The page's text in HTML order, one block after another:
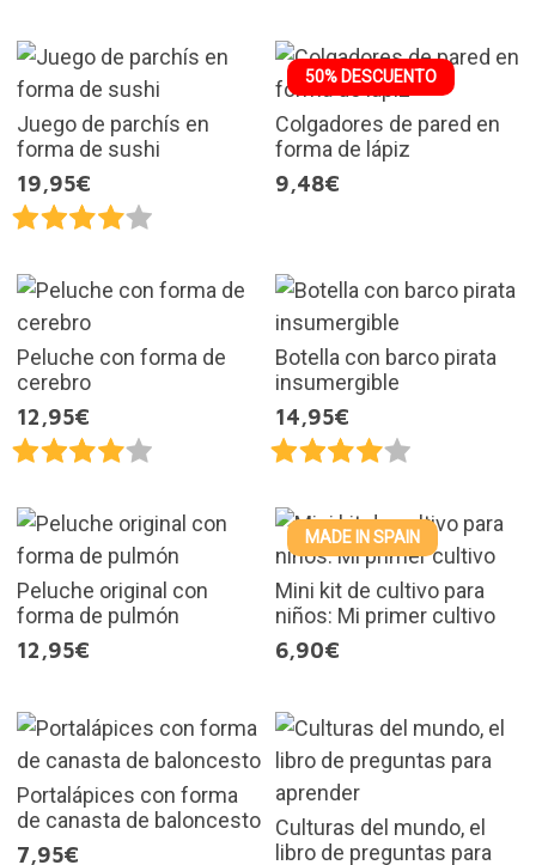
Juego de parchís en
forma de sushi
19,95€
50% DESCUENTO
Colgadores de pared en
forma de lápiz
9,48€
Peluche con forma de
cerebro
12,95€
Botella con barco pirata
insumergible
14,95€
Peluche original con
forma de pulmón
12,95€
MADE IN SPAIN
Mini kit de cultivo para
niños: Mi primer cultivo
6,90€
Portalápices con forma
de canasta de baloncesto
7,95€
Culturas del mundo, el
libro de preguntas para